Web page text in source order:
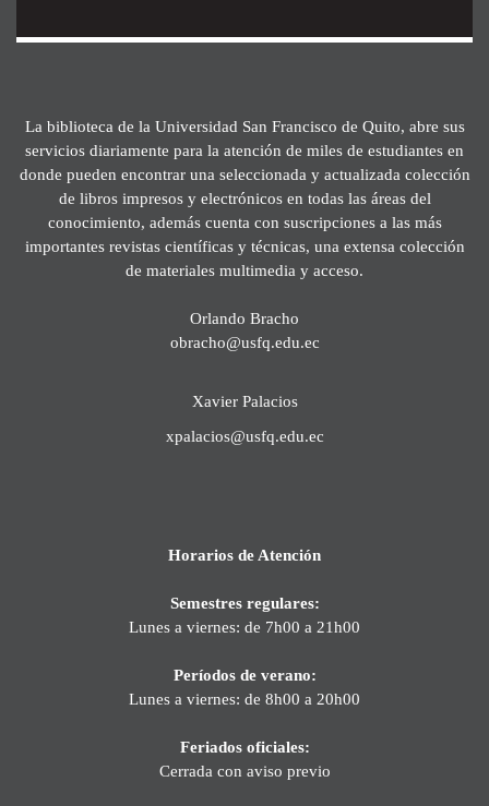
La biblioteca de la Universidad San Francisco de Quito, abre sus
servicios diariamente para la atención de miles de estudiantes en
donde pueden encontrar una seleccionada y actualizada colección
de libros impresos y electrónicos en todas las áreas del
conocimiento, además cuenta con suscripciones a las más
importantes revistas científicas y técnicas, una extensa colección
de materiales multimedia y acceso.
Orlando Bracho
obracho@usfq.edu.ec
Xavier Palacios
xpalacios@usfq.edu.ec
Horarios de Atención
Semestres regulares:
Lunes a viernes: de 7h00 a 21h00
Períodos de verano:
Lunes a viernes: de 8h00 a 20h00
Feriados oficiales:
Cerrada con aviso previo